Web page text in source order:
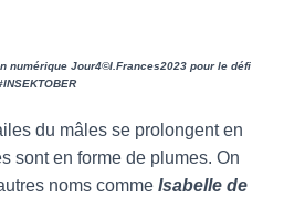
numérique Jour4©I.Frances2023 pour le défi
du mâles se prolongent en
sont en forme de plumes. On
noms commeIsabelle de